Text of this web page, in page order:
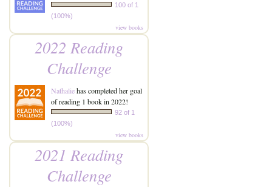
100 of 1
(100%)
view books
2022 Reading
Challenge
Nathaliehas completed her goal
of reading 1 book in 2022!
92 of 1
(100%)
view books
2021 Reading
Challenge